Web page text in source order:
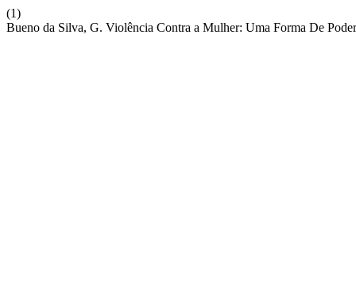
(1)
Bueno da Silva, G. Violência Contra a Mulher: Uma Forma De